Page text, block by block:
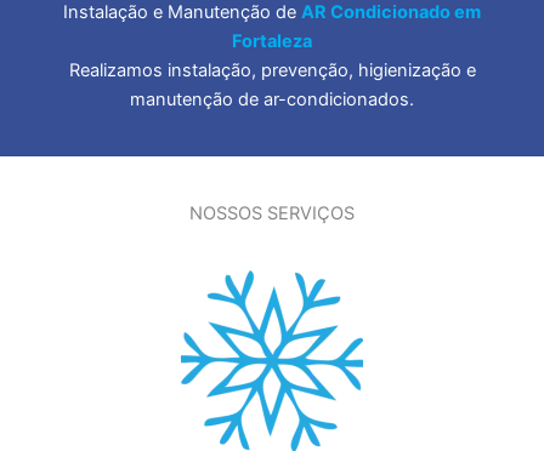
Instalação e Manutenção de AR Condicionado em
Fortaleza
Realizamos instalação, prevenção, higienização e
manutenção de ar-condicionados.
NOSSOS SERVIÇOS